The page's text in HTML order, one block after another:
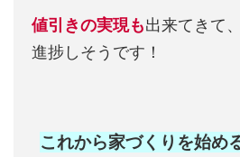
値引きの実現も出来てきて
進捗しそうです！
これから家づくりを始め